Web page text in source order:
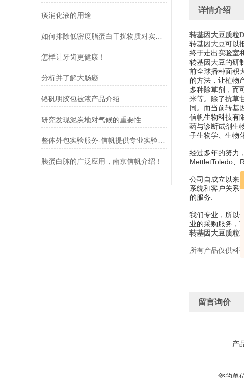
痰消化液的用途
怎样让牙齿更健康！
分析并了解大肠癌
​铬矾明胶包被液产品介绍
研究发现泥炭地对气候的重要性
整体外包实验服务-信帆提供专业实验服务！
胰蛋白胨的广泛应用，南京信帆介绍！
详情介绍
转基因大豆质粒
转基因 大豆可以
终于走出实验室
转基因大豆的研
前全球播种面积
的方法，让植物
多种除草剂，而
米等。除了抗草
同。而当前转基
信帆生物科技有
药与诊断试剂生
子生物学、生物
经过多年的努力
MettletToledo、
公司自成立以来
系统和客户关系
的服务.
我们专业，所以
业的采购服务，
转基因大豆质粒
所有产品仅供科
留言询价
产